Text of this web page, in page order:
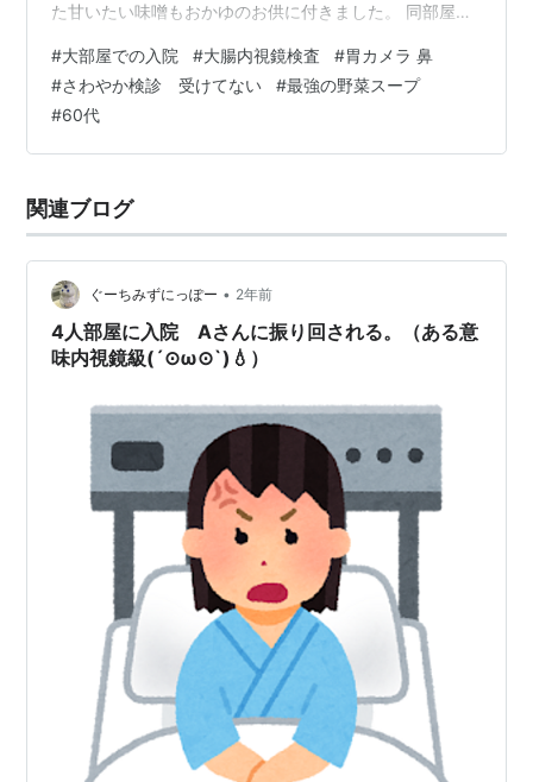
た甘いたい味噌もおかゆのお供に付きました。 同部屋の
ん。 gootimizu.hatenablog.com でも昨夜「明日の胃カ
メラは拒否しようと思う。他のもっと大きい病院を探す
よ〜もう決めたんだからねっ！！」っと言っていまし
た。 本当にそうするのかちょっと気になってきました。
「今日の胃…
#大部屋での入院 #大腸内視鏡検査 #胃カメラ 鼻
#さわやか検診 受けてない #最強の野菜スープ
#60代
関連ブログ
ぐーちみずにっぽー • 2年前
4人部屋に入院 Aさんに振り回される。（ある意
味内視鏡級(´⊙ω⊙`)💧）